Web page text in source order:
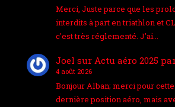
Merci, Juste parce que les
interdits à part en triathlon et
c'est très réglementé. J'ai…
Joel sur Actu aéro 2025
4 août 2026
Bonjour Alban; merci pour cette
dernière position aéro, mais